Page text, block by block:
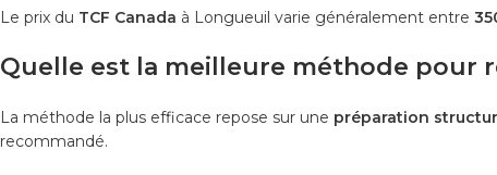
Le prix du TCF Canada à Longueuil varie généralement entre
Quelle est la meilleure méthode pour
La méthode la plus efficace repose sur une préparation
recommandé.